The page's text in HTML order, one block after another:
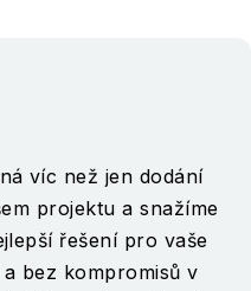
víc než jen dodání
projektu a snažíme
řešení pro vaše
bez kompromisů v